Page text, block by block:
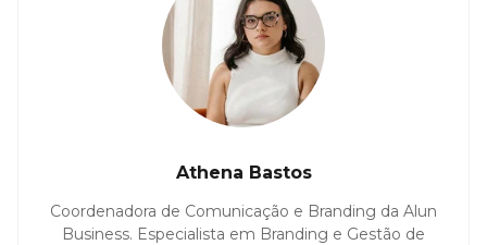
Athena Bastos
Coordenadora de Comunicação e Branding da Alun
Business. Especialista em Branding e Gestão de